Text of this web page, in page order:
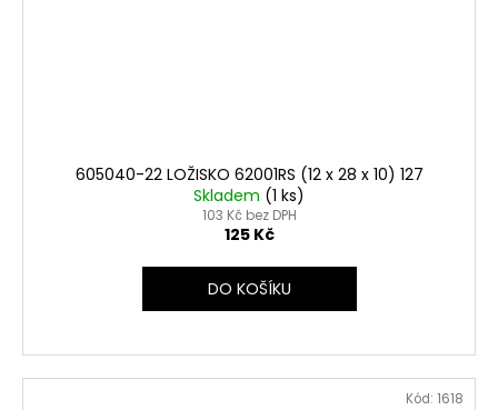
605040-22 LOŽISKO 62001RS (12 x 28 x 10) 127
Skladem (1 ks)
103 Kč bez DPH
125 Kč
DO KOŠÍKU
Kód: 1618